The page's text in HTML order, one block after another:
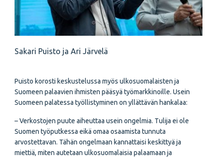
Sakari Puisto ja Ari Järvelä
Puisto korosti keskustelussa myös ulkosuomalaisten ja
Suomeen palaavien ihmisten pääsyä työmarkkinoille. Usein
Suomeen palatessa työllistyminen on yllättävän hankalaa:
– Verkostojen puute aiheuttaa usein ongelmia. Tulija ei ole
Suomen työputkessa eikä omaa osaamista tunnuta
arvostettavan. Tähän ongelmaan kannattaisi keskittyä ja
miettiä, miten autetaan ulkosuomalaisia palaamaan ja